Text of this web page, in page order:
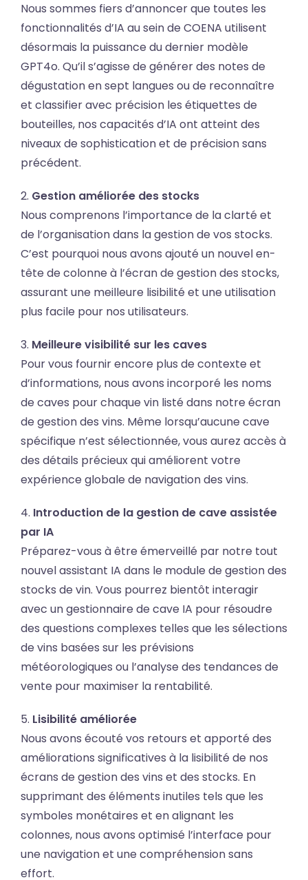
Nous sommes fiers d’annoncer que toutes les
fonctionnalités d’IA au sein de COENA utilisent
désormais la puissance du dernier modèle
GPT4o. Qu’il s’agisse de générer des notes de
dégustation en sept langues ou de reconnaître
et classifier avec précision les étiquettes de
bouteilles, nos capacités d’IA ont atteint des
niveaux de sophistication et de précision sans
précédent.
2. Gestion améliorée des stocks
Nous comprenons l’importance de la clarté et
de l’organisation dans la gestion de vos stocks.
C’est pourquoi nous avons ajouté un nouvel en-
tête de colonne à l’écran de gestion des stocks,
assurant une meilleure lisibilité et une utilisation
plus facile pour nos utilisateurs.
3. Meilleure visibilité sur les caves
Pour vous fournir encore plus de contexte et
d’informations, nous avons incorporé les noms
de caves pour chaque vin listé dans notre écran
de gestion des vins. Même lorsqu’aucune cave
spécifique n’est sélectionnée, vous aurez accès à
des détails précieux qui améliorent votre
expérience globale de navigation des vins.
4. Introduction de la gestion de cave assistée
par IA
Préparez-vous à être émerveillé par notre tout
nouvel assistant IA dans le module de gestion des
stocks de vin. Vous pourrez bientôt interagir
avec un gestionnaire de cave IA pour résoudre
des questions complexes telles que les sélections
de vins basées sur les prévisions
météorologiques ou l’analyse des tendances de
vente pour maximiser la rentabilité.
5. Lisibilité améliorée
Nous avons écouté vos retours et apporté des
améliorations significatives à la lisibilité de nos
écrans de gestion des vins et des stocks. En
supprimant des éléments inutiles tels que les
symboles monétaires et en alignant les
colonnes, nous avons optimisé l’interface pour
une navigation et une compréhension sans
effort.